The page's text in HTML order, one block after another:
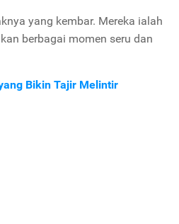
yang kembar. Mereka ialah
berbagai momen seru dan
Bikin Tajir Melintir